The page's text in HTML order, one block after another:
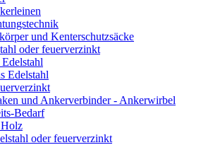
und Kenterschutzsäcke
oder feuerverzinkt
Edelstahl
und Ankerverbinder - Ankerwirbel
Bedarf
Holz
oder feuerverzinkt